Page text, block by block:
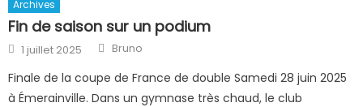
Archives
Fin de saison sur un podium
Posted
on
1 juillet 2025 Author
Bruno
Finale de la coupe de France de double Samedi 28 juin 2025
à Émerainville. Dans un gymnase très chaud, le club